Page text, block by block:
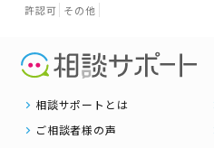
許認可 その他
相談サポートとは
ご相談者様の声